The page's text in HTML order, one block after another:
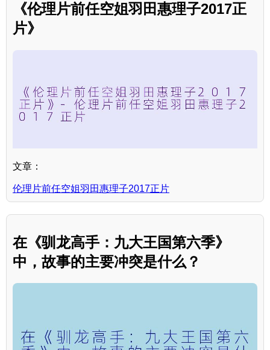
《伦理片前任空姐羽田惠理子2017正
片》
文章：
伦理片前任空姐羽田惠理子2017正片
在《驯龙高手：九大王国第六季》
中，故事的主要冲突是什么？